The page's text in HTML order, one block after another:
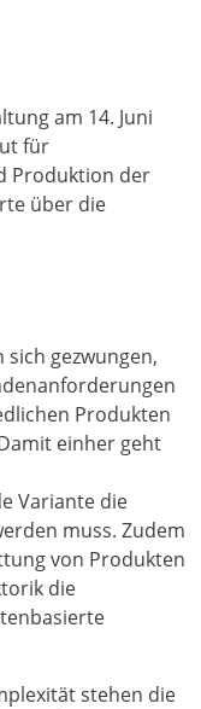
am 14. Juni
für
Produktion der
über die
gezwungen,
Produkten
einher geht
Variante die
muss. Zudem
von Produkten
die
stehen die